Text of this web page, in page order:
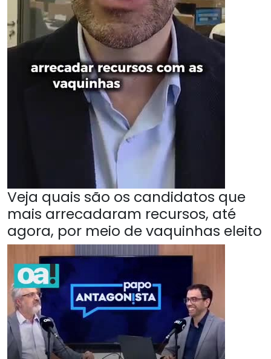
Veja quais são os candidatos que
mais arrecadaram recursos, até
agora, por meio de vaquinhas eleito